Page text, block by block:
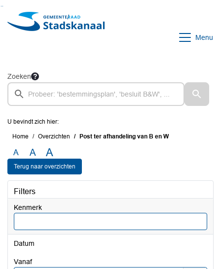
Ga naar de inhoud van deze pagina
Ga naar het zoeken
Ga naar het menu
Menu
Zoeken
U bevindt zich hier:
Home Overzichten Post ter afhandeling van B en W
A A A
Terug naar overzichten
Filters
Kenmerk
Datum
vanaf